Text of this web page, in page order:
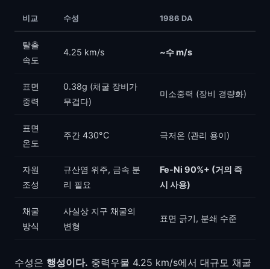
비교 수성 1986 DA
탈출
속도
4.25 km/s ~수 m/s
표면
중력
0.38g (채굴 장비가
무겁다)
미소중력 (장비 경량화)
표면
온도
주간 430°C 극저온 (관리 용이)
자원
조성
규산염 위주, 금속 분
리 필요
Fe-Ni 90%+ (거의 즉
시 사용)
채굴
방식
사실상 지구 채굴의
변형
표면 긁기, 분쇄 수준
수성은 행성이다. 중력우물 4.25 km/s에서 대규모 채굴